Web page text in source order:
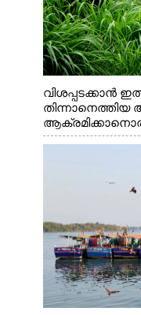
വിശപ്പടക്കാൻ
തിന്നാനെത്തിയ
എറണാകുളം